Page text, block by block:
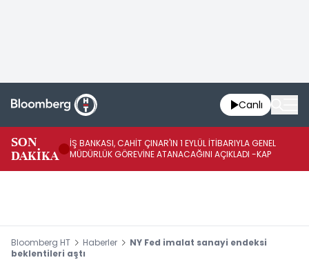
Canlı
SON
DAKİKA
İŞ BANKASI, CAHİT ÇINAR'IN 1 EYLÜL İTİBARIYLA GENEL
MÜDÜRLÜK GÖREVİNE ATANACAĞINI AÇIKLADI -KAP
Bloomberg HT Haberler
NY Fed imalat sanayi endeksi
beklentileri aştı